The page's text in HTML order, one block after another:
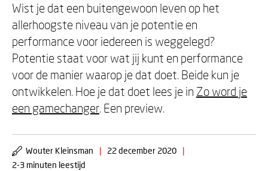
Wist je dat een buitengewoon leven op het
allerhoogste niveau van je potentie en
performance voor iedereen is weggelegd?
Potentie staat voor wat jij kunt en performance
voor de manier waarop je dat doet. Beide kun je
ontwikkelen. Hoe je dat doet lees je in Zo word je
een gamechanger. Een preview.
Wouter Kleinsman | 22 december 2020
|
2-3 minuten leestijd